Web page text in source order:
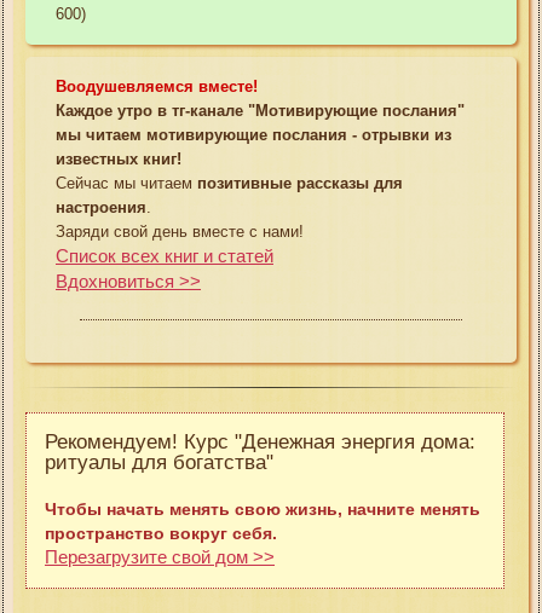
600)
Воодушевляемся вместе!
Каждое утро в тг-канале "Мотивирующие послания"
мы читаем мотивирующие послания - отрывки из
известных книг!
Сейчас мы читаем позитивные рассказы для
настроения
Заряди свой день вместе с нами!
Список всех книг и статей
Вдохновиться >>
Рекомендуем! Курс "Денежная энергия дома:
ритуалы для богатства"
Чтобы начать менять свою жизнь, начните менять
пространство вокруг себя.
Перезагрузите свой дом >>